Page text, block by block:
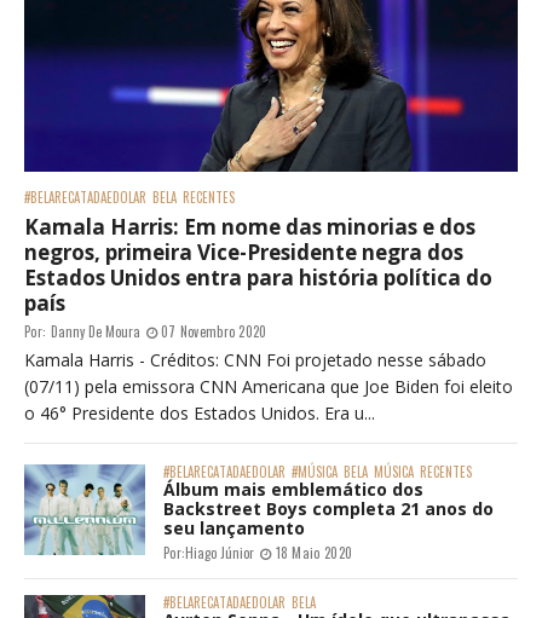
#BELARECATADAEDOLAR BELA RECENTES
Kamala Harris: Em nome das minorias e dos
negros, primeira Vice-Presidente negra dos
Estados Unidos entra para história política do
país
Por: Danny De Moura 07 Novembro 2020
Kamala Harris - Créditos: CNN Foi projetado nesse sábado
(07/11) pela emissora CNN Americana que Joe Biden foi eleito
o 46° Presidente dos Estados Unidos. Era u...
#BELARECATADAEDOLAR #MÚSICA BELA MÚSICA RECENTES
Álbum mais emblemático dos
Backstreet Boys completa 21 anos do
seu lançamento
Por:Hiago Júnior 18 Maio 2020
#BELARECATADAEDOLAR BELA